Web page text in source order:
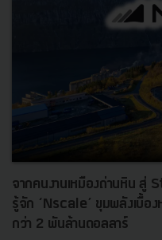
จากคนงานเหมืองถ่านหิน สู่
รู้จัก ‘Nscale’ ขุมพลังเบื้
กว่า 2 พันล้านดอลลาร์